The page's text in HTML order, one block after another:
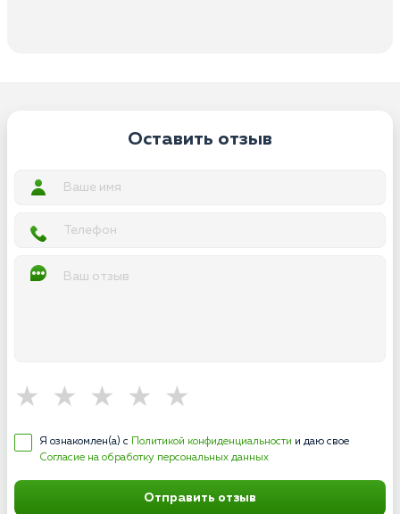
Оставить отзыв
Я ознакомлен(а) с Политикой конфиденциальности и даю свое
Согласие на обработку персональных данных
Отправить отзыв